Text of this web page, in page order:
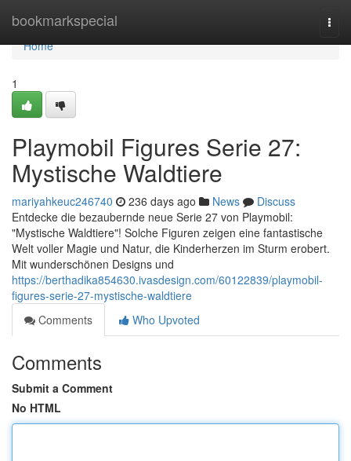
bookmarkspecial
Home
Home
1
Playmobil Figures Serie 27:
Mystische Waldtiere
mariyahkeuc246740 236 days ago News
Discuss
Entdecke die bezaubernde neue Serie 27 von Playmobil:
"Mystische Waldtiere"! Solche Figuren zeigen eine fantastische
Welt voller Magie und Natur, die Kinderherzen im Sturm erobert.
Mit wunderschönen Designs und
https://berthadika854630.ivasdesign.com/60122839/playmobil-
figures-serie-27-mystische-waldtiere
Comments
Who Upvoted
Comments
Submit a Comment
No HTML